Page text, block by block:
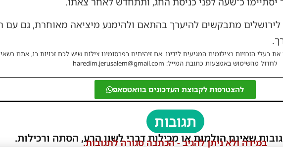
לירושלים מתבקשים להיערך בהתאם ולהימנע מיציאה מאוחרת, גם עם
בעלי הזכויות בצילומים המגיעים לידינו. אם זיהיתים בפרסומינו צילום שיש לכם זכויות בו, אתם
לחדול מהשימוש באמצעות כתובת המייל: haredim.jerusalem@gmail.com
להצטרפות לקבוצת העדכונים בוואטסאפ
תגובות
שאינם הולמות או מכילות דברי לשון הרע, הסתה ורכילות.
במידה ולא ניתן להגיב - הכתבה סגורה לתגובות.